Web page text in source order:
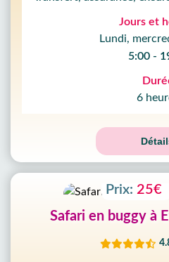
Jours et
Lundi,
5:00 -
6
Prix: 25€
Safari en buggy à